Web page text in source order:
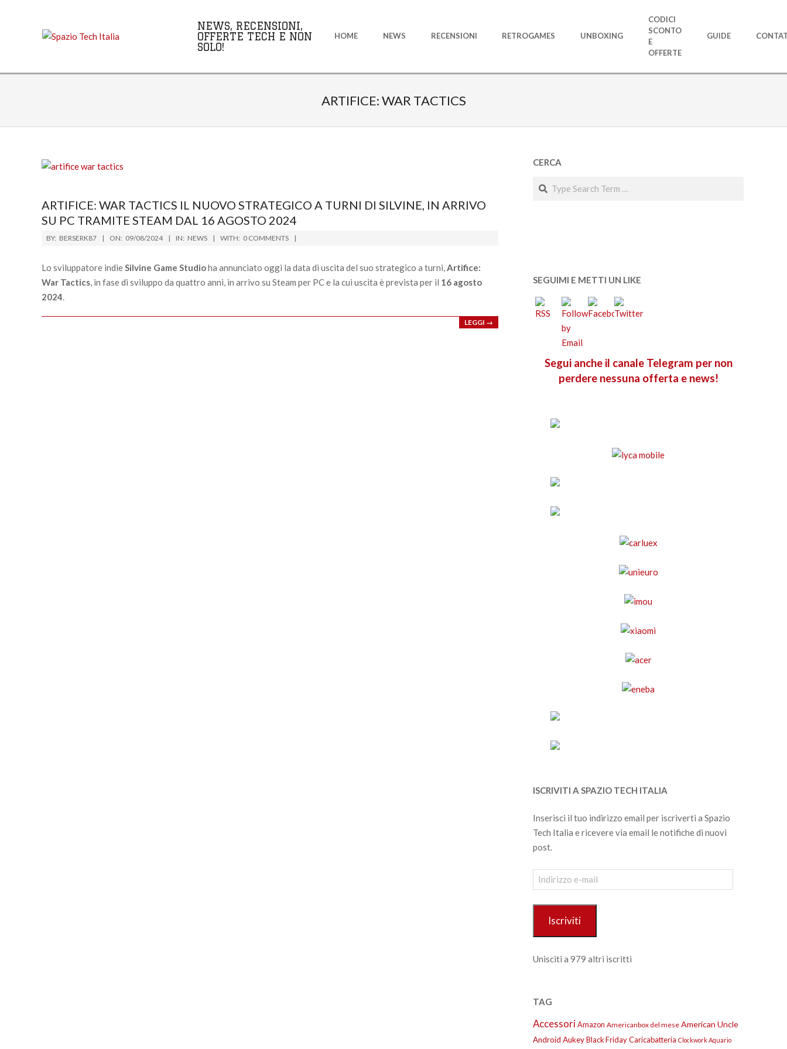
NEWS, RECENSIONI,
OFFERTE TECH E NON
SOLO!
Menu
HOME NEWS RECENSIONI RETROGAMES UNBOXING
CODICI
SCONTO
E
OFFERTE
GUIDE
ARTIFICE: WAR TACTICS
ARTIFICE: WAR TACTICS IL NUOVO STRATEGICO A TURNI DI SILVINE, IN ARRIVO
SU PC TRAMITE STEAM DAL 16 AGOSTO 2024
2024-
09
BY: BERSERK87 ON: 09/08/2024 IN: NEWS WITH: 0 COMMENTS
Lo sviluppatore indieSilvine Game Studioha annunciato oggi la data di uscita del suo strategico a turni,Artifice:
War Tactics, in fase di sviluppo da quattro anni, in arrivo su Steam per PC e la cui uscita è prevista per il 16 agosto
2024.
LEGGI →
CERCA
Search
SEGUIMI E METTI UN LIKE
Segui anche il canale Telegram per non
perdere nessuna offerta e news!
ISCRIVITI A SPAZIO TECH ITALIA
Inserisci il tuo indirizzo email per iscriverti a Spazio
Tech Italia e ricevere via email le notifiche di nuovi
post.
Indirizzo
e-
Iscriviti
Unisciti a 979 altri iscritti
TAG
AccessoriAmazon Americanbox del mese American Uncle
Android AukeyBlack FridayCaricabatteria Clockwork Aquario